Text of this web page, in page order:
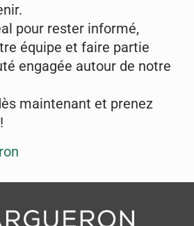
pour rester informé,
équipe et faire partie
engagée autour de notre
maintenant et prenez